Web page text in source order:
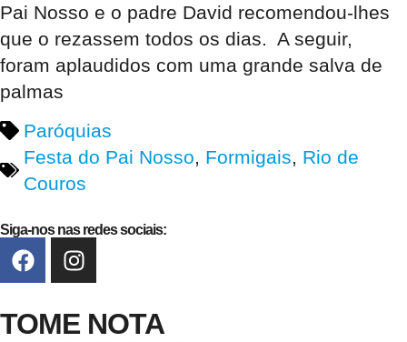
Pai Nosso e o padre David recomendou-lhes
que o rezassem todos os dias. A seguir,
foram aplaudidos com uma grande salva de
palmas
Paróquias
Festa do Pai Nosso, Formigais, Rio de
Couros
Siga-nos nas redes sociais:
TOME NOTA